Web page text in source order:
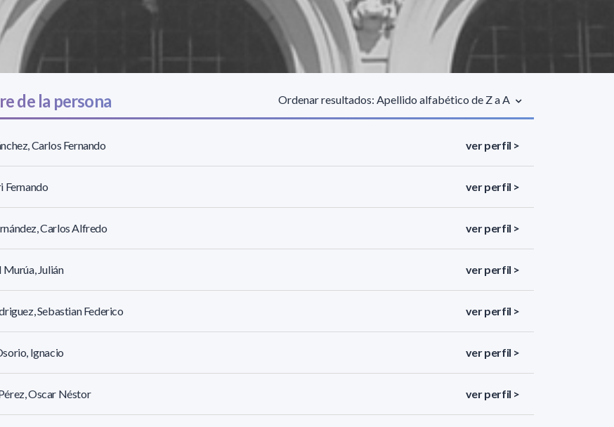
de la persona Ordenar resultados: Apellido alfabético de Z a A
Carlos Fernando ver perfil >
Fernando ver perfil >
Carlos Alfredo ver perfil >
Julián ver perfil >
Sebastian Federico ver perfil >
Ignacio ver perfil >
Oscar Néstor ver perfil >